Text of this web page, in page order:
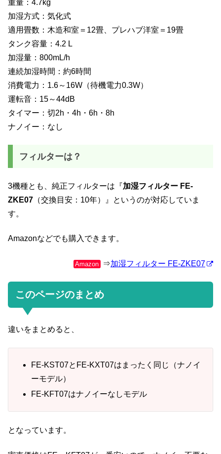
重量：4.7kg
加湿方式：気化式
適用畳数：木造和室＝12畳、プレハブ洋室＝19畳
タンク容量：4.2 L
加湿量：800mL/h
連続加湿時間：約6時間
消費電力：1.6～16W（待機電力0.3W）
運転音：15～44dB
タイマー：切2h・4h・6h・8h
ナノイー：なし
フィルターは？
3機種とも、純正フィルターは『加湿フィルター FE-
ZKE07 （交換目安：10年）』というのが対応していま
す。
Amazonなどでも購入できます。
Amazon ⇒加湿フィルター FE-ZKE07
このページのまとめ
違いをまとめると、
FE-KST07とFE-KXT07はまったく同じ（ナノイ
ーモデル）
FE-KFT07はナノイーなしモデル
となっています。